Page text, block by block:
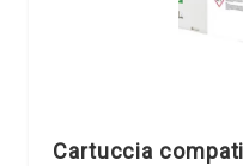
Cartuccia